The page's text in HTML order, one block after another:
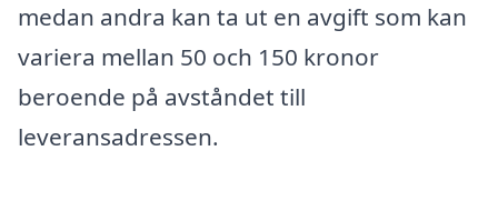
medan andra kan ta ut en avgift som kan
variera mellan 50 och 150 kronor
beroende på avståndet till
leveransadressen.